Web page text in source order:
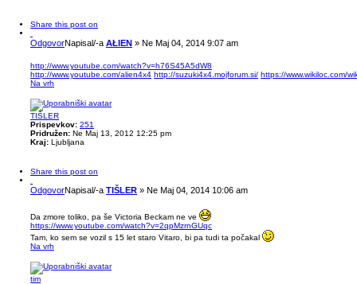
Share this post on
OdgovorNapisal/-a AŁIEN » Ne Maj 04, 2014 9:07 am
http://www.youtube.com/watch?v=h76S45A5dW8
http://www.youtube.com/alien4x4 http://suzuki4x4.mojforum.si/ https://www.wikiloc.com/
Na vrh
TIŠLER
Prispevkov: 251
Pridružen: Ne Maj 13, 2012 12:25 pm
Kraj: Ljubljana
Share this post on
OdgovorNapisal/-a TIŠLER » Ne Maj 04, 2014 10:06 am
Da zmore toliko, pa še Victoria Beckam ne ve
https://www.youtube.com/watch?v=2qpMzrnGUqc
Tam, ko sem se vozil s 15 let staro Vitaro, bi pa tudi ta počakal
Na vrh
tim